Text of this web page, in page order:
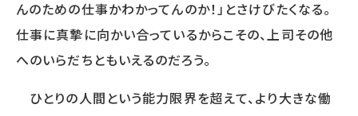
コラム
メールマガジン購読申込フォーム
オピニオン
んのための仕事かわかってんのか！」とさけびたくなる。
仕事に真摯に向かい合っているからこその、上司その他
へのいらだちともいえるのだろう。
ひとりの人間という能力限界を超えて、より大きな働